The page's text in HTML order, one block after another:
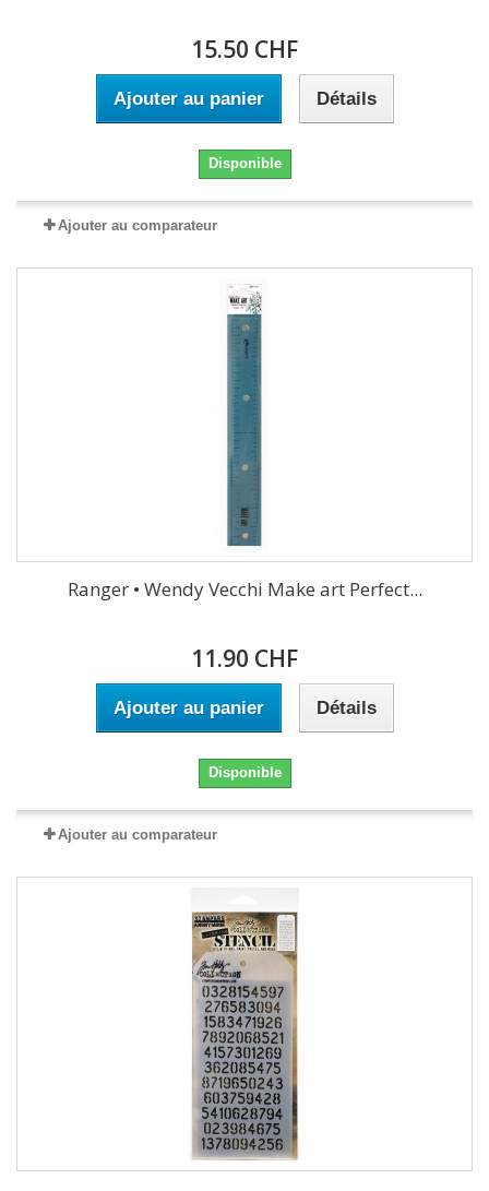
15.50 CHF
Ajouter au panier Détails
Disponible
Ajouter au comparateur
Ranger • Wendy Vecchi Make art Perfect...
11.90 CHF
Ajouter au panier Détails
Disponible
Ajouter au comparateur